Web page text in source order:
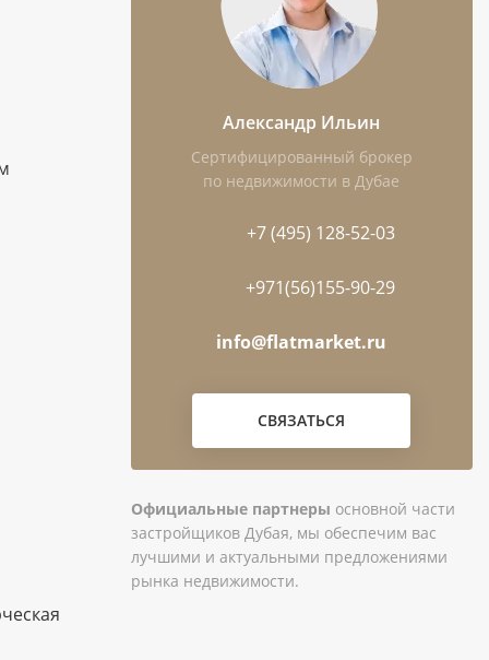
Александр Ильин
Сертифицированный брокер
по недвижимости в Дубае
+7 (495) 128-52-03
+971(56)155-90-29
info@flatmarket.ru
СВЯЗАТЬСЯ
Официальные партнеры основной части
застройщиков Дубая, мы обеспечим вас
лучшими и актуальными предложениями
рынка недвижимости.